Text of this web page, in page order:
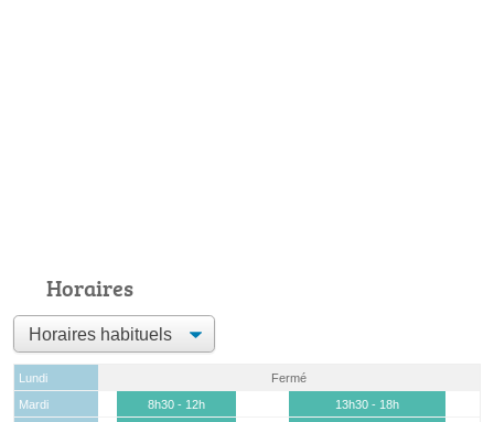
Horaires
Lundi
Fermé
Mardi
8h30 - 12h
13h30 - 18h